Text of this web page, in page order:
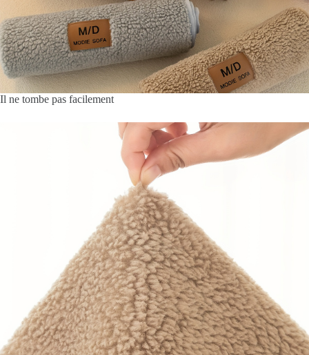
Il ne tombe pas facilement